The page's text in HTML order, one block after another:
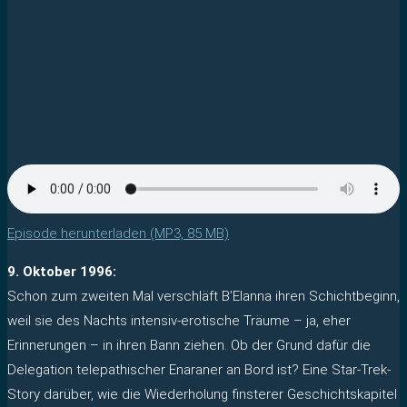
Episode herunterladen (MP3, 85 MB)
9. Oktober 1996:
Schon zum zweiten Mal verschläft B’Elanna ihren Schichtbeginn,
weil sie des Nachts intensiv-erotische Träume – ja, eher
Erinnerungen – in ihren Bann ziehen. Ob der Grund dafür die
Delegation telepathischer Enaraner an Bord ist? Eine Star-Trek-
Story darüber, wie die Wiederholung finsterer Geschichtskapitel